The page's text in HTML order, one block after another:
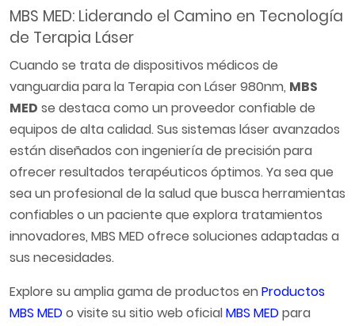
MBS MED: Liderando el Camino en Tecnología
de Terapia Láser
Cuando se trata de dispositivos médicos de
vanguardia para la Terapia con Láser 980nm, MBS
MED se destaca como un proveedor confiable de
equipos de alta calidad. Sus sistemas láser avanzados
están diseñados con ingeniería de precisión para
ofrecer resultados terapéuticos óptimos. Ya sea que
sea un profesional de la salud que busca herramientas
confiables o un paciente que explora tratamientos
innovadores, MBS MED ofrece soluciones adaptadas a
sus necesidades.
Explore su amplia gama de productos enProductos
MBS MEDo visite su sitio web oficialMBS MEDpara